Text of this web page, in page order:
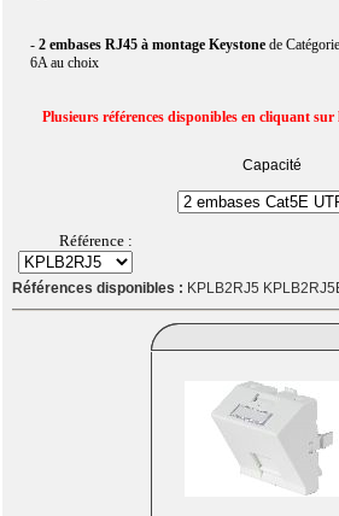
-2 embases RJ45 à montage Keystone de
6A au choix
Plusieurs références disponibles en cliquant sur
Capacité
Référence :
Références disponibles : KPLB2RJ5